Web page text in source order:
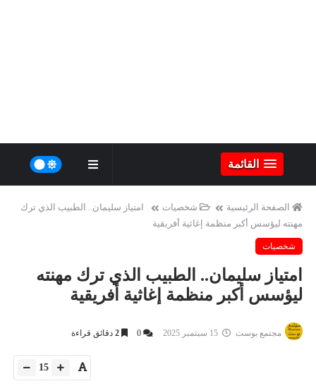
القائمة
الصفحة الرئيسية شخصيات
امتياز سليمان.. الطبيب الذي ترك
مهنته ليؤسس أكبر منظمة إغاثية أفريقية
شخصيات
امتياز سليمان.. الطبيب الذي ترك مهنته
ليؤسس أكبر منظمة إغاثية أفريقية
مجتمع بوست 0
2 دقائق قراءة
15